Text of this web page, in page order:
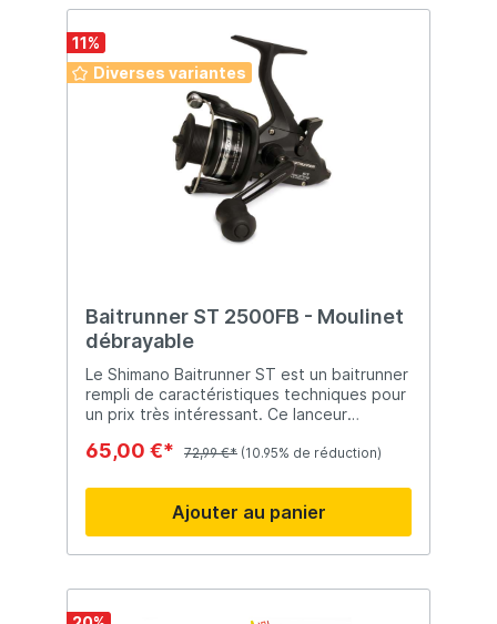
11%
Diverses variantes
Baitrunner ST 2500FB - Moulinet
débrayable
Le Shimano Baitrunner ST est un baitrunner
rempli de caractéristiques techniques pour
un prix très intéressant. Ce lanceur
à vitesse variable et d'un arbre flottant II.
des petits moulins Shimano Baitrunner -
idéal pour l'enclos, le feeder à méthode,
etc.Système de gestion de la ligne
Varispeed pour un rinçage parfait de la
caractéristiques de lancement et de
déclenchementSuper Stopper II pour un
65,00 €* 72,99 €* (10.95% de réduction)
Ajouter au panier